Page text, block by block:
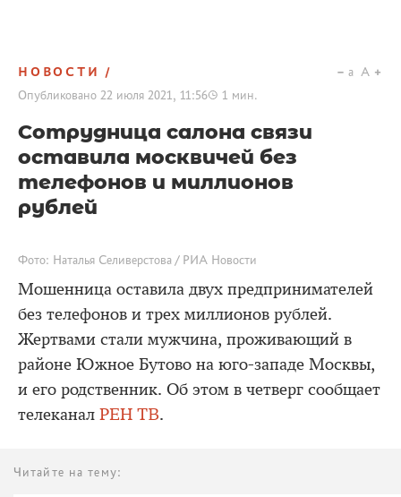
НОВОСТИ
Опубликовано 22 июля 2021, 11:56 1 мин.
a A
Сотрудница салона связи
оставила москвичей без
телефонов и миллионов
рублей
Фото: Наталья Селиверстова / РИА Новости
Мошенница оставила двух предпринимателей
без телефонов и трех миллионов рублей.
Жертвами стали мужчина, проживающий в
районе Южное Бутово на юго-западе Москвы,
и его родственник. Об этом в четверг сообщает
телеканал РЕН ТВ.
Читайте на тему: